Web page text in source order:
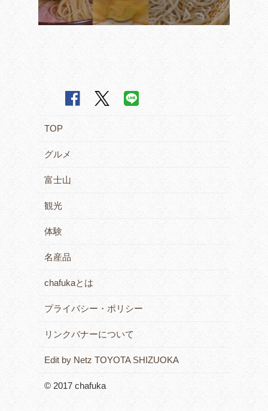
TOP
グルメ
富士山
観光
体験
名産品
chafukaとは
プライバシー・ポリシー
リンクバナーについて
Edit by Netz TOYOTA SHIZUOKA
© 2017 chafuka